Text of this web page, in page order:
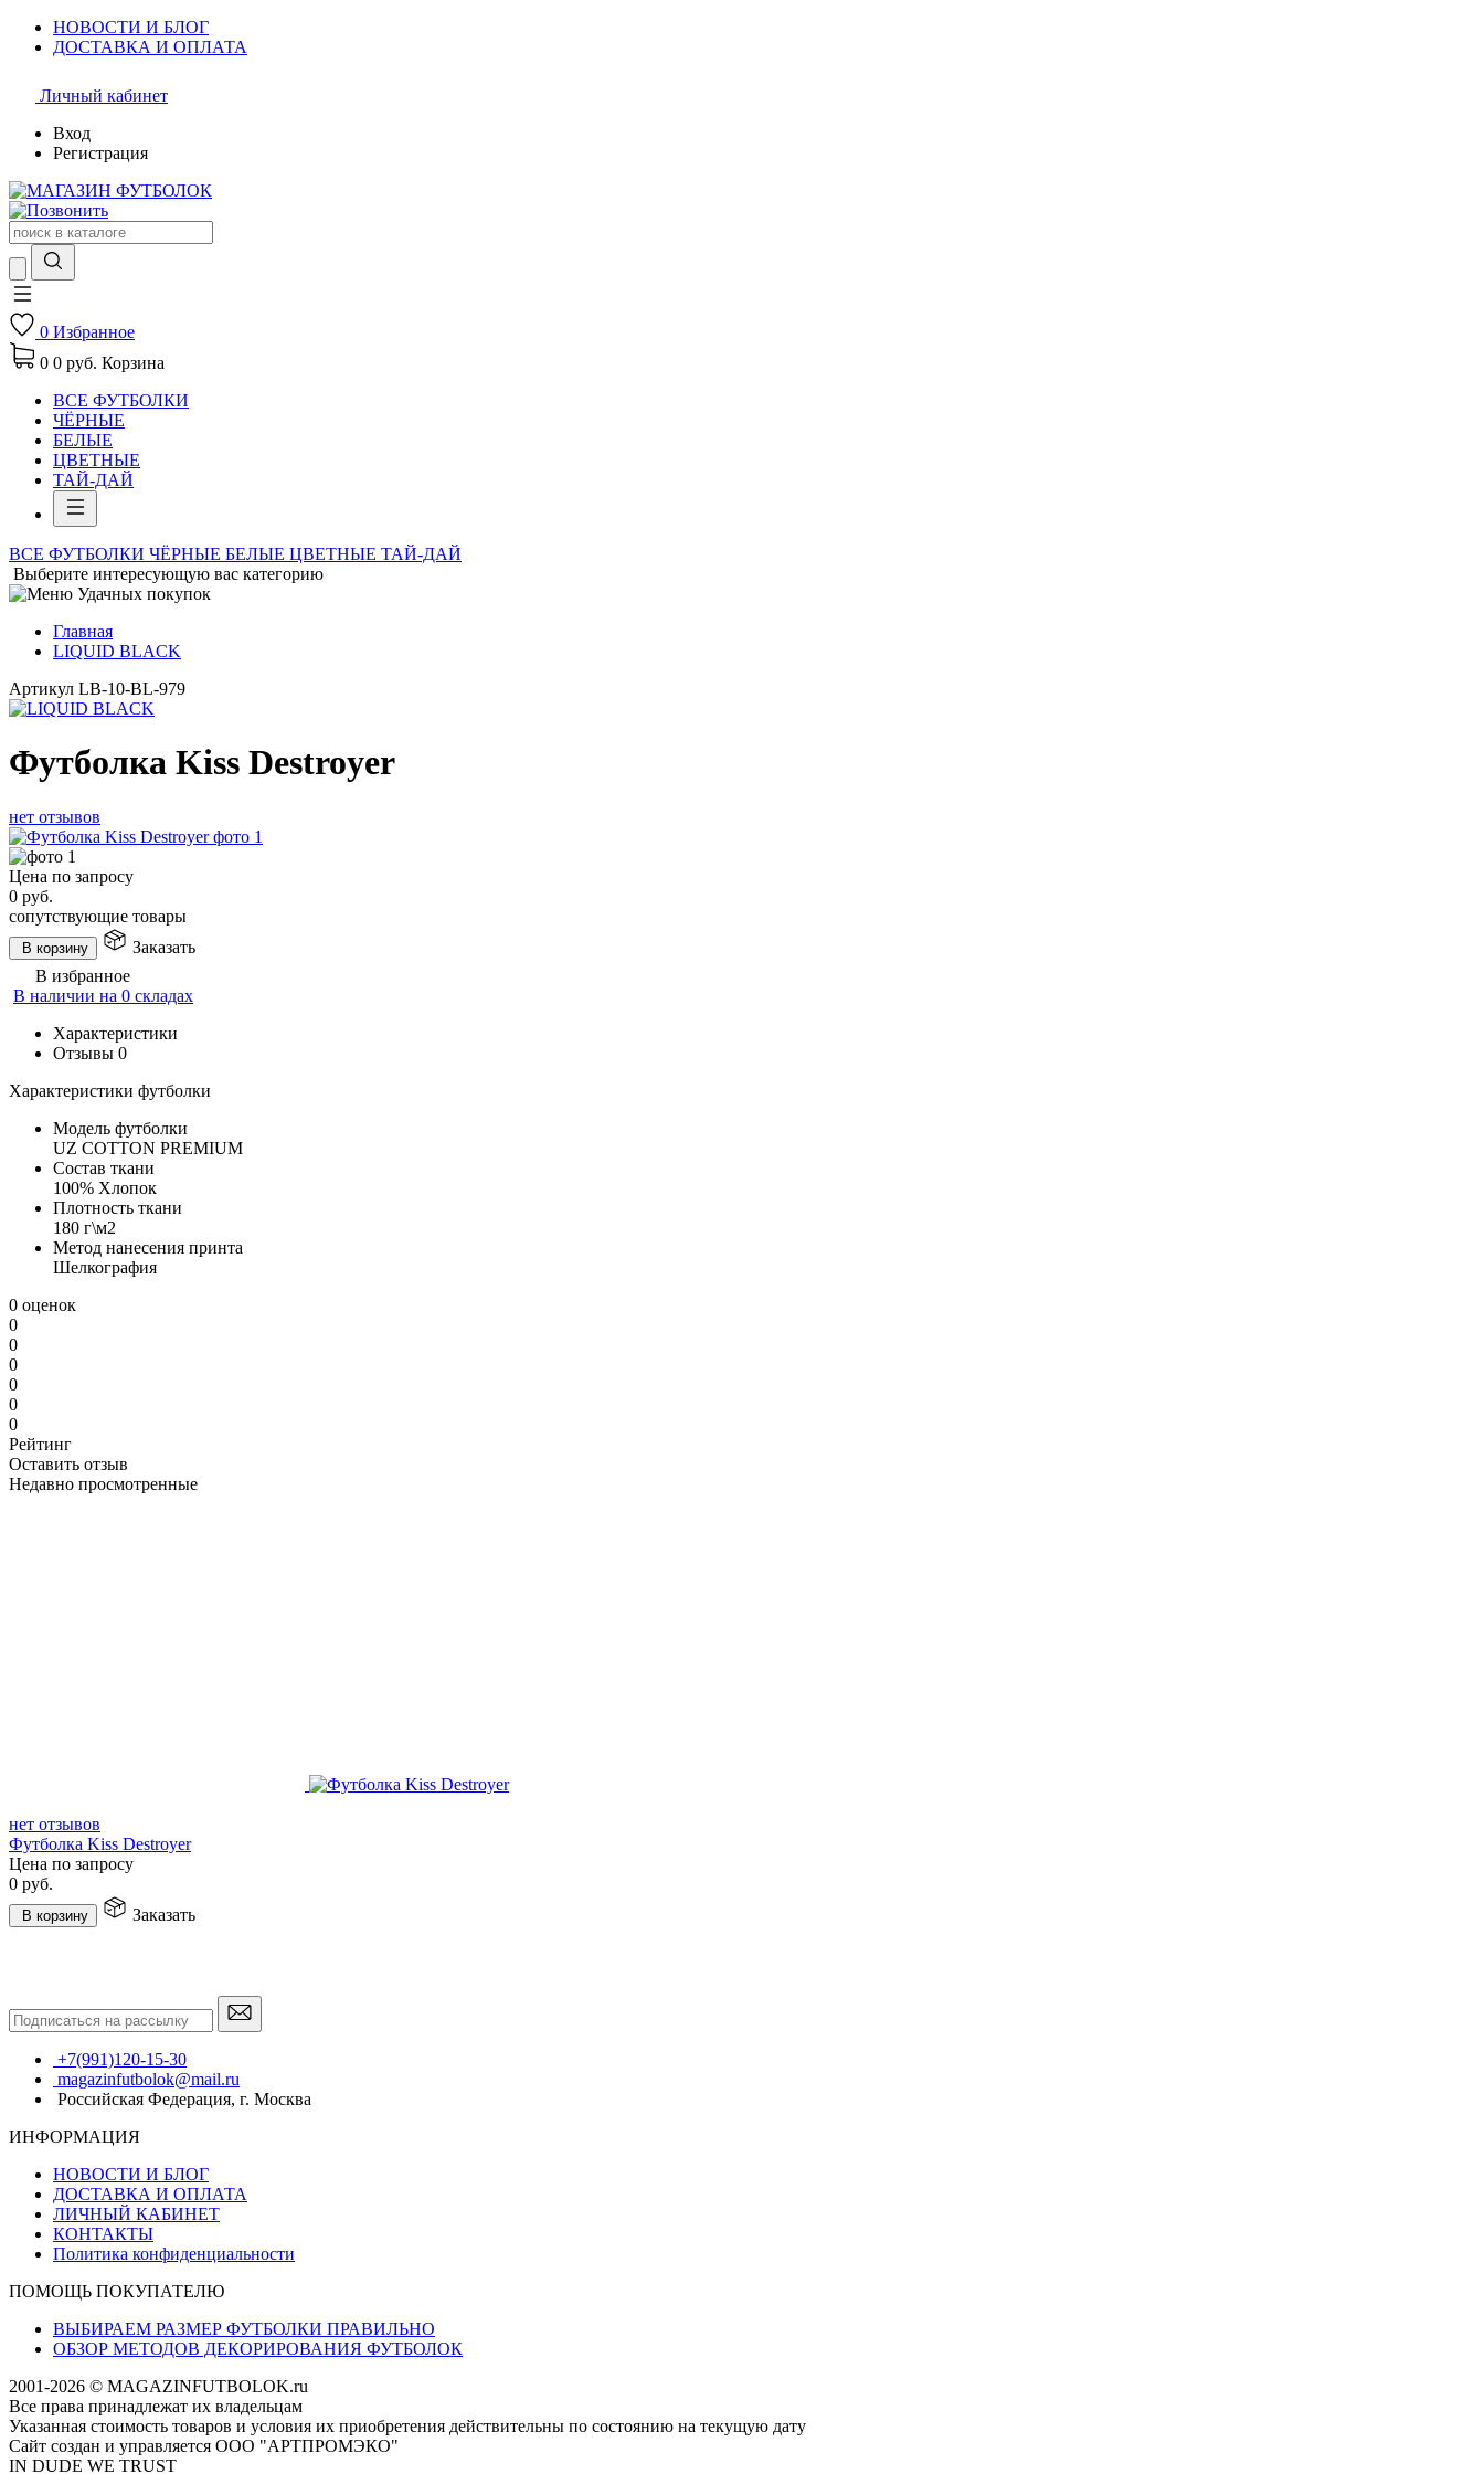
НОВОСТИ И БЛОГ
ДОСТАВКА И ОПЛАТА
Личный кабинет
Вход
Регистрация
0 Избранное
0 0 руб. Корзина
ВСЕ ФУТБОЛКИ
ЧЁРНЫЕ
БЕЛЫЕ
ЦВЕТНЫЕ
ТАЙ-ДАЙ
ВСЕ ФУТБОЛКИ ЧЁРНЫЕ БЕЛЫЕ ЦВЕТНЫЕ ТАЙ-ДАЙ
Выберите интересующую вас категорию
Главная
LIQUID BLACK
Артикул LB-10-BL-979
Футболка Kiss Destroyer
нет отзывов
Цена по запросу
0 руб.
сопутствующие товары
В корзину
Заказать
В избранное
В наличии на 0 складах
Характеристики
Отзывы 0
Характеристики футболки
Модель футболки
UZ COTTON PREMIUM
Состав ткани
100% Хлопок
Плотность ткани
180 г\м2
Метод нанесения принта
Шелкография
0 оценок
0
0
0
0
0
0
Рейтинг
Оставить отзыв
Недавно просмотренные
нет отзывов
Футболка Kiss Destroyer
Цена по запросу
0 руб.
В корзину Заказать
+7(991)120-15-30
magazinfutbolok@mail.ru
Российская Федерация, г. Москва
ИНФОРМАЦИЯ
НОВОСТИ И БЛОГ
ДОСТАВКА И ОПЛАТА
ЛИЧНЫЙ КАБИНЕТ
КОНТАКТЫ
Политика конфиденциальности
ПОМОЩЬ ПОКУПАТЕЛЮ
ВЫБИРАЕМ РАЗМЕР ФУТБОЛКИ ПРАВИЛЬНО
ОБЗОР МЕТОДОВ ДЕКОРИРОВАНИЯ ФУТБОЛОК
2001-2026 © MAGAZINFUTBOLOK.ru
Все права принадлежат их владельцам
Указанная стоимость товаров и условия их приобретения действительны по состоянию на текущую дату
Сайт создан и управляется ООО "АРТПРОМЭКО"
IN DUDE WE TRUST